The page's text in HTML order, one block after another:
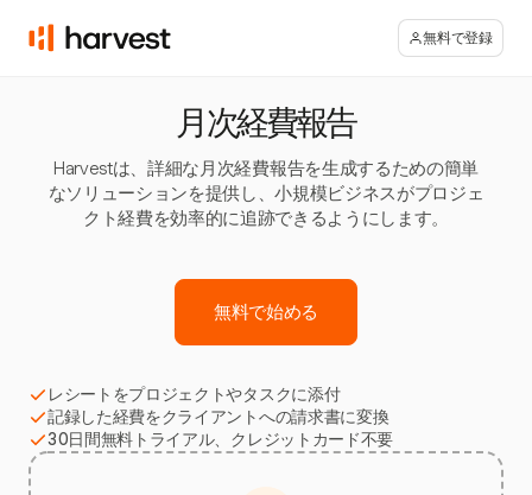
無料で登録
月次経費報告
Harvestは、詳細な月次経費報告を生成するための簡単
なソリューションを提供し、小規模ビジネスがプロジェ
クト経費を効率的に追跡できるようにします。
無料で始める
レシートをプロジェクトやタスクに添付
記録した経費をクライアントへの請求書に変換
30日間無料トライアル、クレジットカード不要